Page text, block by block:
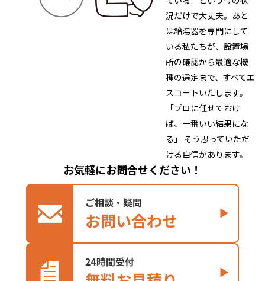
況だけで大丈夫。あと
は給湯器を専門にして
いる私たちが、設置場
所の確認から最適な機
種の選定まで、すべてエ
スコートいたします。
「プロに任せておけ
ば、一番いい結果にな
る」 そう思っていただ
ける自信があります。
お気軽にお問合せください！